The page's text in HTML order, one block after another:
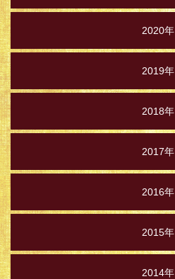
2020年
2019年
2018年
2017年
2016年
2015年
2014年